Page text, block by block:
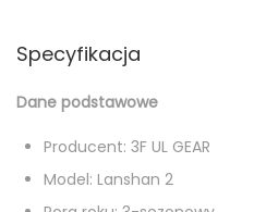
Specyfikacja
Dane podstawowe
Producent: 3F UL GEAR
Model: Lanshan 2